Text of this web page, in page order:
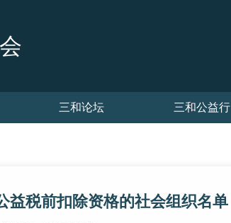
三和论坛 三和公益行
益税前扣除资格的社会组织名单